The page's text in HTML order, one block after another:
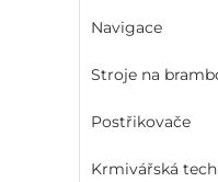
Navigace
Stroje na
Postřikovače
Krmivářská